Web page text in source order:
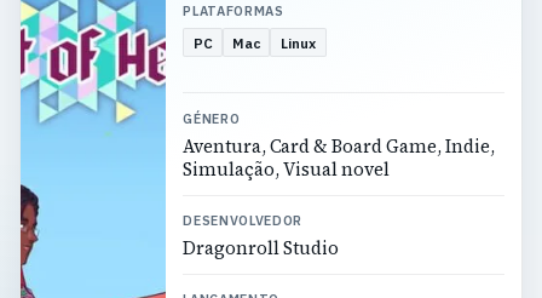
PLATAFORMAS
PC Mac Linux
GÉNERO
Aventura, Card & Board Game, Indie,
Simulação, Visual novel
DESENVOLVEDOR
Dragonroll Studio